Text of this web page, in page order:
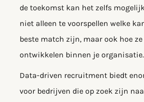
de toekomst kan het zelfs
niet alleen te voorspellen welke
beste match zijn, maar ook hoe
ontwikkelen binnen je organisatie.
Data-driven recruitment biedt
voor bedrijven die op zoek zijn